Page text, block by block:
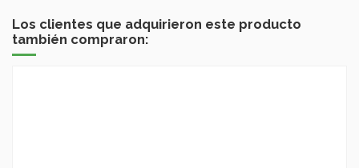
Los clientes que adquirieron este producto
también compraron: